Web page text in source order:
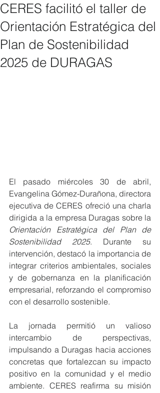
CERES facilitó el taller de
Orientación Estratégica del
Plan de Sostenibilidad
2025 de DURAGAS
El pasado miércoles 30 de abril,
Evangelina Gómez-Durañona, directora
ejecutiva de CERES ofreció una charla
Orientación Estratégica del Plan de
Sostenibilidad 2025. Durante su
intervención, destacó la importancia de
integrar criterios ambientales, sociales
y de gobernanza en la planificación
empresarial, reforzando el compromiso
con el desarrollo sostenible.
La jornada permitió un valioso
intercambio de perspectivas,
impulsando a Duragas hacia acciones
concretas que fortalezcan su impacto
positivo en la comunidad y el medio
ambiente. CERES reafirma su misión